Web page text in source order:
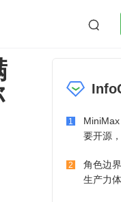

作
微服务架构
1
要开源
2
角色边
生产力